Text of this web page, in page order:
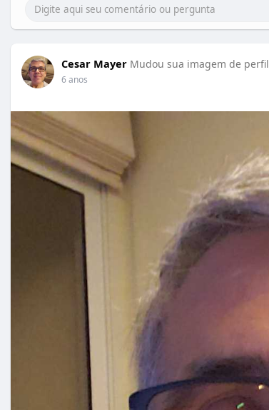
Cesar Mayer Mudou sua imagem de perfil
6 anos